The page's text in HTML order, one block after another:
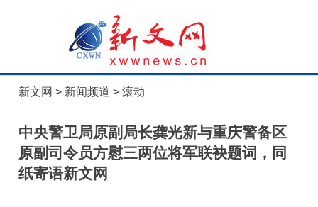
新文网 > 新闻频道 >滚动
中央警卫局原副局长龚光新与重庆警备区
原副司令员方慰三两位将军联袂题词，同
纸寄语新文网